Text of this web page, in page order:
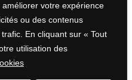
votre expérience
ou des contenus
En cliquant sur « Tout
utilisation des
BY